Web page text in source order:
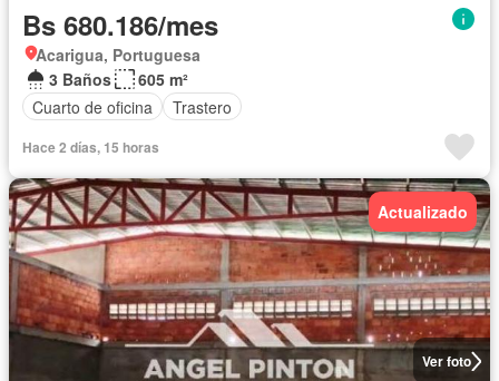
Bs 680.186/mes
Acarigua, Portuguesa
3 Baños
605 m²
Cuarto de oficina
Trastero
Hace 2 días, 15 horas
Ver foto
Actualizado